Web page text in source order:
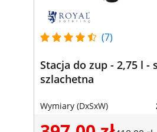
(7)
Stacja do zup - 2,75 l -
szlachetna
Wymiary (DxSxW)